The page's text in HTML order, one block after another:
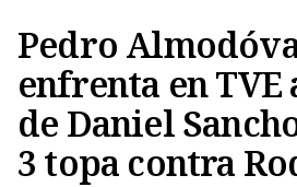
Pedro
enfrenta en
de Daniel
3 topa contra